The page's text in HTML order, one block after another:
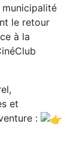
municipalité
le retour
à la
et
: